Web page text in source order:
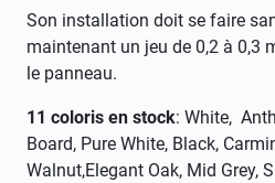
Son installation doit se faire
maintenant un jeu de 0,2 à 0,3
le panneau.
11 coloris en stock: White,
Board, Pure White, Black,
Walnut,Elegant Oak, Mid Grey,